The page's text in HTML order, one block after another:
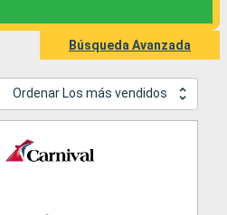
Búsqueda Avanzada
Ordenar Los más vendidos